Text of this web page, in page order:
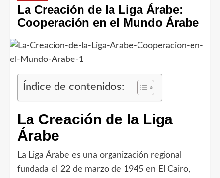
La Creación de la Liga Árabe:
Cooperación en el Mundo Árabe
Índice de contenidos:
La Creación de la Liga
Árabe
La Liga Árabe es una organización regional
fundada el 22 de marzo de 1945 en El Cairo,